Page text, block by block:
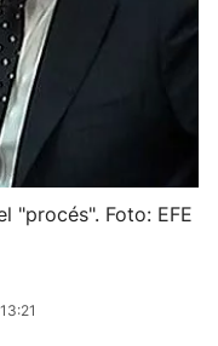
"procés". Foto: EFE